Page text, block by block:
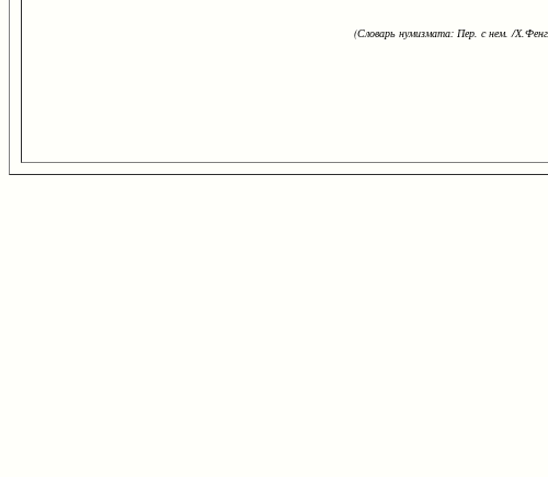
(Словарь нумизмата: Пер. с нем. /